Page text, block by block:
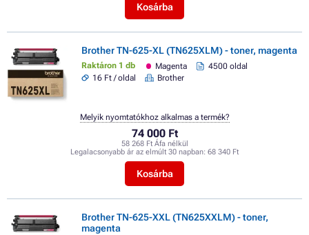
Kosárba
Brother TN-625-XL (TN625XLM) - toner, magenta
Raktáron 1 db Magenta
4500 oldal
16 Ft / oldal
Brother
74 000 Ft
58 268 Ft Áfa nélkül
Legalacsonyabb ár az elmúlt 30 napban: 68 340 Ft
Kosárba
Melyik nyomtatókhoz alkalmas a termék?
Brother TN-625-XXL (TN625XXLM) - toner,
magenta